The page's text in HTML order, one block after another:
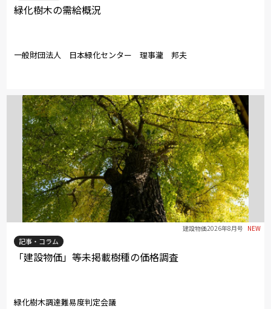
緑化樹木の需給概況
一般財団法人 日本緑化センター 理事瀧 邦夫
建設物価2026年8月号 NEW
記事・コラム
「建設物価」等未掲載樹種の価格調査
緑化樹木調達難易度判定会議